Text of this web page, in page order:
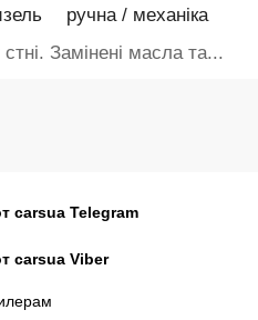
ручна / механіка
Замінені масла та...
carsua Telegram
carsua Viber